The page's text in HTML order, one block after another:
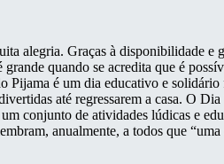
alegria. Graças à disponibilidade e
quando se acredita que é
é um dia educativo e
até regressarem a casa. O
conjunto de atividades lúdicas e
anualmente, a todos que